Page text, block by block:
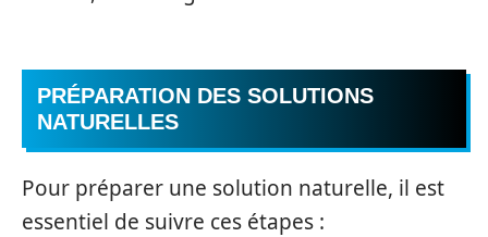
PRÉPARATION DES SOLUTIONS
NATURELLES
Pour préparer une solution naturelle, il est
essentiel de suivre ces étapes :